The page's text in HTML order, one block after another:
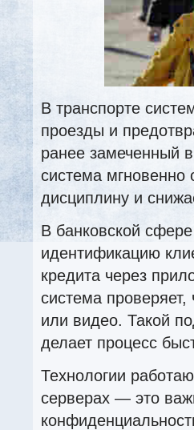
В транспорте
проезды и
ранее замеченный
система мгновенно
дисциплину и
В банковской
идентификацию
кредита через
система
или видео. Такой
делает процесс
Технологии
серверах — это